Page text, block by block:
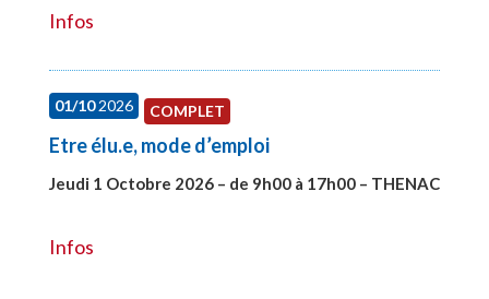
Infos
01/102026 COMPLET
Etre élu.e, mode d’emploi
Jeudi 1 Octobre 2026 – de 9h00 à 17h00 – THENAC
Infos